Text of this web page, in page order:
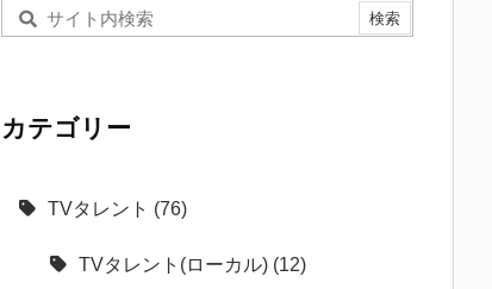
カテゴリー
TVタレント (76)
TVタレント(ローカル) (12)